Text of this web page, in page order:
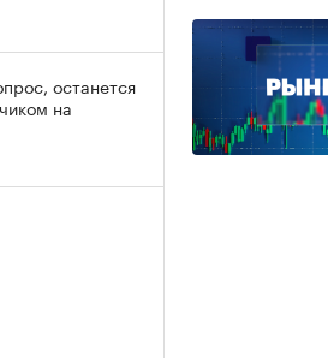
останется
на